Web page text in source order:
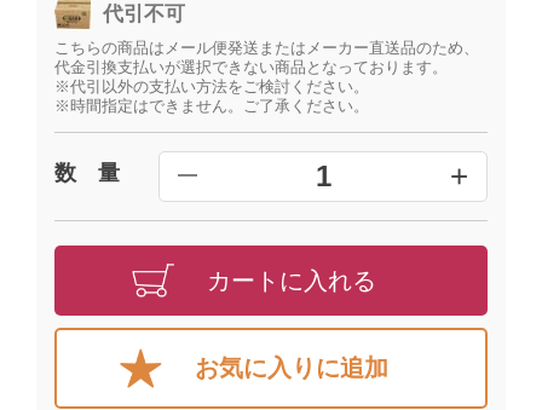
代引不可
こちらの商品はメール便発送またはメーカー直送品のため、
代金引換支払いが選択できない商品となっております。
※代引以外の支払い方法をご検討ください。
※時間指定はできません。ご了承ください。
数 量 ━ 1 +
カートに入れる
お気に入りに追加